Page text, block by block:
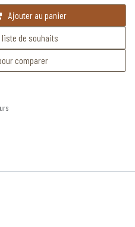
Ajouter au panier
comparer
liste de souhaits